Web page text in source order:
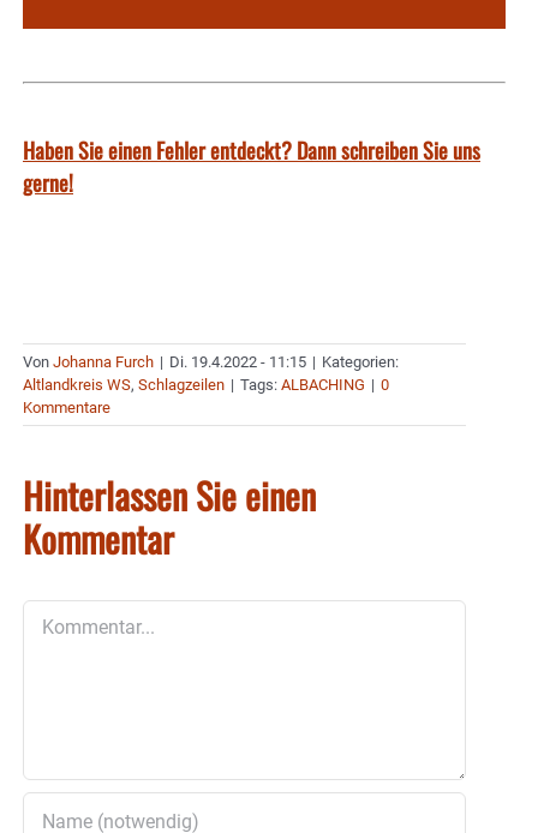
Haben Sie einen Fehler entdeckt? Dann schreiben Sie uns
gerne!
Von Johanna Furch | Di. 19.4.2022 - 11:15 | Kategorien:
Altlandkreis WS, Schlagzeilen | Tags: ALBACHING | 0
Kommentare
Hinterlassen Sie einen
Kommentar